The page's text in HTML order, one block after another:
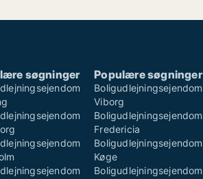
søgninger Populære søgninger
Boligudlejningsejendom
Viborg
Boligudlejningsejendom
Fredericia
Boligudlejningsejendom
Køge
Boligudlejningsejendom